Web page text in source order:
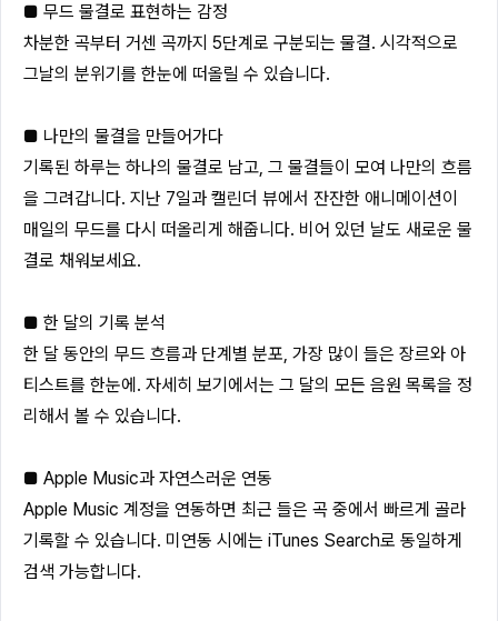
■ 무드 물결로 표현하는 감정
차분한 곡부터 거센 곡까지 5단계로 구분되는 물결. 시각적으로
그날의 분위기를 한눈에 떠올릴 수 있습니다.
■ 나만의 물결을 만들어가다
기록된 하루는 하나의 물결로 남고, 그 물결들이 모여 나만의 흐름
을 그려갑니다. 지난 7일과 캘린더 뷰에서 잔잔한 애니메이션이
매일의 무드를 다시 떠올리게 해줍니다. 비어 있던 날도 새로운 물
결로 채워보세요.
■ 한 달의 기록 분석
한 달 동안의 무드 흐름과 단계별 분포, 가장 많이 들은 장르와 아
티스트를 한눈에. 자세히 보기에서는 그 달의 모든 음원 목록을 정
리해서 볼 수 있습니다.
■ Apple Music과 자연스러운 연동
Apple Music 계정을 연동하면 최근 들은 곡 중에서 빠르게 골라
기록할 수 있습니다. 미연동 시에는 iTunes Search로 동일하게
검색 가능합니다.